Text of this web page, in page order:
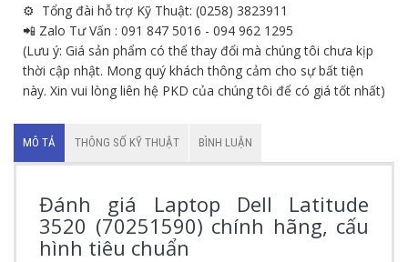
⚙ Tổng đài hỗ trợ Kỹ Thuật: (0258) 3823911
📲 Zalo Tư Vấn : 091 847 5016 - 094 962 1295
(Lưu ý: Giá sản phẩm có thể thay đổi mà chúng tôi chưa kịp
thời cập nhật. Mong quý khách thông cảm cho sự bất tiện
này. Xin vui lòng liên hệ PKD của chúng tôi để có giá tốt nhất)
MÔ TẢ THÔNG SỐ KỸ THUẬT BÌNH LUẬN
Đánh giá Laptop Dell Latitude
3520 (70251590) chính hãng, cấu
hình tiêu chuẩn